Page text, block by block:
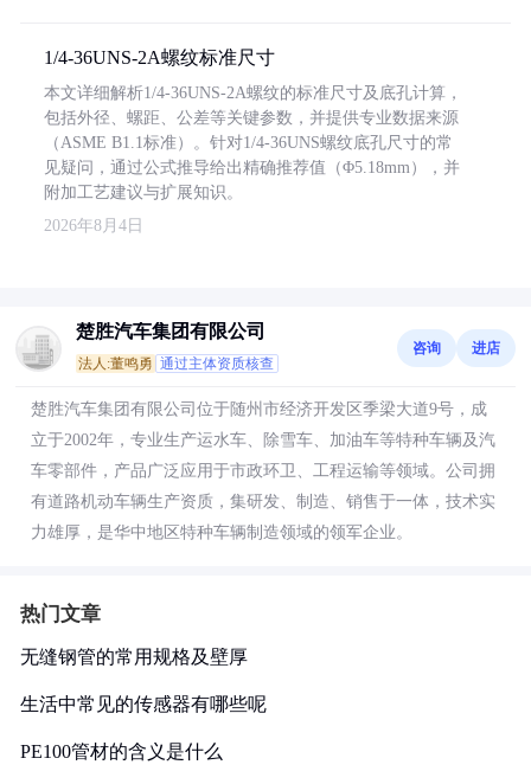
1/4-36UNS-2A螺纹标准尺寸
本文详细解析1/4-36UNS-2A螺纹的标准尺寸及底孔计算，
包括外径、螺距、公差等关键参数，并提供专业数据来源
（ASME B1.1标准）。针对1/4-36UNS螺纹底孔尺寸的常
见疑问，通过公式推导给出精确推荐值（Φ5.18mm），并
附加工艺建议与扩展知识。
2026年8月4日
楚胜汽车集团有限公司
法人:董鸣勇 通过主体资质核查
咨询 进店
楚胜汽车集团有限公司位于随州市经济开发区季梁大道9号，成
立于2002年，专业生产运水车、除雪车、加油车等特种车辆及汽
车零部件，产品广泛应用于市政环卫、工程运输等领域。公司拥
有道路机动车辆生产资质，集研发、制造、销售于一体，技术实
力雄厚，是华中地区特种车辆制造领域的领军企业。
热门文章
无缝钢管的常用规格及壁厚
生活中常见的传感器有哪些呢
PE100管材的含义是什么